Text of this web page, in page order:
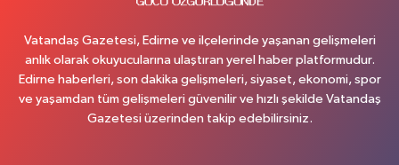
Vatandaş Gazetesi, Edirne ve ilçelerinde yaşanan gelişmeleri
anlık olarak okuyucularına ulaştıran yerel haber platformudur.
Edirne haberleri, son dakika gelişmeleri, siyaset, ekonomi, spor
ve yaşamdan tüm gelişmeleri güvenilir ve hızlı şekilde Vatandaş
Gazetesi üzerinden takip edebilirsiniz.